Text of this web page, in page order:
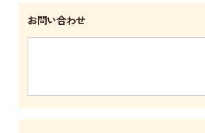
お問い合わせ